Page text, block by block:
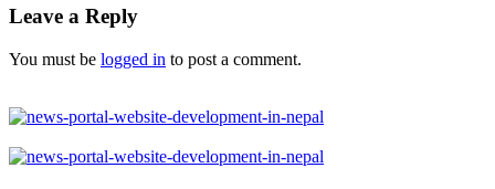
Leave a Reply
You must be logged in to post a comment.